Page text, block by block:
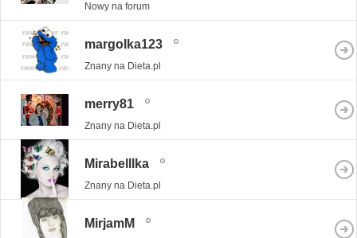
Nowy na forum
margolka123
Znany na Dieta.pl
merry81
Znany na Dieta.pl
Mirabelllka
Znany na Dieta.pl
MirjamM